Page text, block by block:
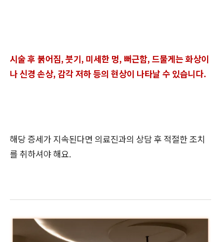
시술 후 붉어짐, 붓기, 미세한 멍, 뻐근함, 드물게는 화상이
나 신경 손상, 감각 저하 등의 현상이 나타날 수 있습니다.
해당 증세가 지속된다면 의료진과의 상담 후 적절한 조치
를 취하셔야 해요.